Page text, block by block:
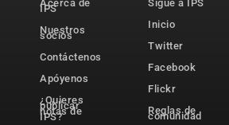
Acerca de
IPS
Nuestros
socios
Contáctenos
Apóyenos
¿Quieres
publicar
notas de
IPS?
Sigue a IPS
Inicio
Twitter
Facebook
Flickr
Reglas de
comunidad